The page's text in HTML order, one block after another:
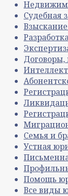
Судебная
Семья и
Устная
Помощь
Все виды